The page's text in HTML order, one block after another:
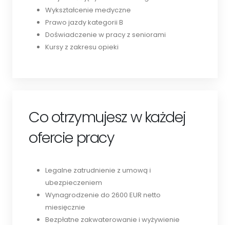
Wykształcenie medyczne
Prawo jazdy kategorii B
Doświadczenie w pracy z seniorami
Kursy z zakresu opieki
Co otrzymujesz w każdej
ofercie pracy
Legalne zatrudnienie z umową i
ubezpieczeniem
Wynagrodzenie do 2600 EUR netto
miesięcznie
Bezpłatne zakwaterowanie i wyżywienie